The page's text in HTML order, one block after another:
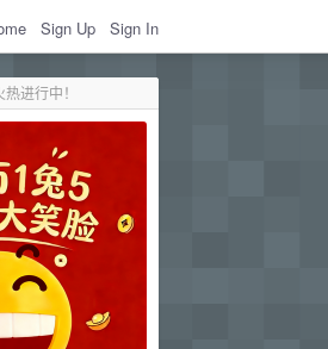
Sign Up Sign In
进行中！